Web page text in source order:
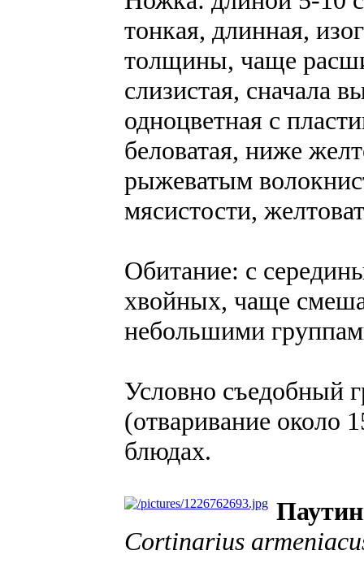
тонкая, длинная,
толщины, чаще
слизистая, сначала
одноцветная с
беловатая, ниже
рыжеватым
мясистости,
Обитание: с
хвойных, чаще
небольшими
Условно съедобный
(отваривание около
блюдах.
Cortinarius